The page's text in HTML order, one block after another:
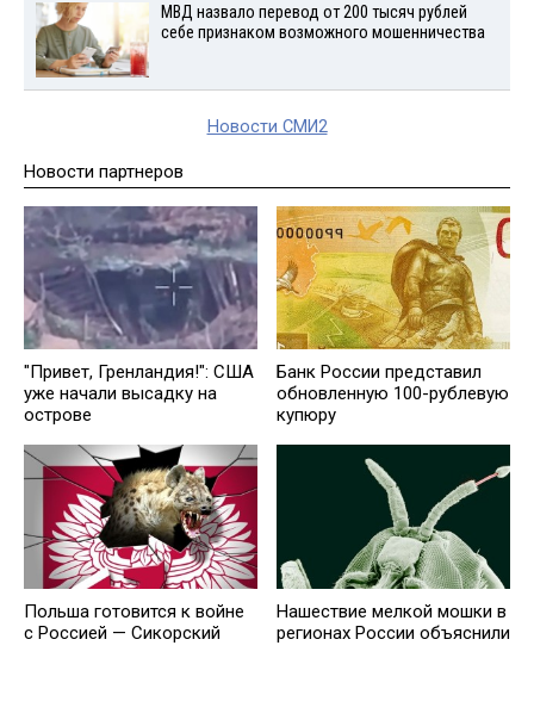
МВД назвало перевод от 200 тысяч рублей
себе признаком возможного мошенничества
Новости СМИ2
Новости партнеров
"Привет, Гренландия!": США
уже начали высадку на
острове
Банк России представил
обновленную 100-рублевую
купюру
Польша готовится к войне
с Россией — Сикорский
Нашествие мелкой мошки в
регионах России объяснили